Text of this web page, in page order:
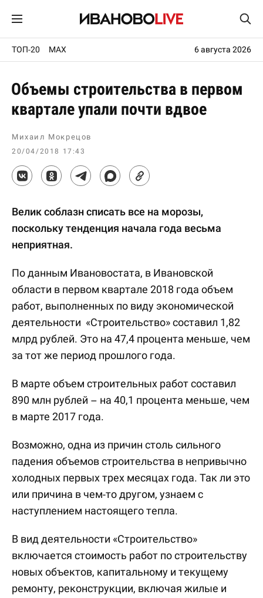
ТОП-20 MAX 6 августа 2026
Объемы строительства в первом
квартале упали почти вдвое
Михаил Мокрецов
20/04/2018 17:43
Велик соблазн списать все на морозы,
поскольку тенденция начала года весьма
неприятная.
По данным Ивановостата, в Ивановской
области в первом квартале 2018 года объем
работ, выполненных по виду экономической
деятельности «Строительство» составил 1,82
млрд рублей. Это на 47,4 процента меньше, чем
за тот же период прошлого года.
В марте объем строительных работ составил
890 млн рублей – на 40,1 процента меньше, чем
в марте 2017 года.
Возможно, одна из причин столь сильного
падения объемов строительства в непривычно
холодных первых трех месяцах года. Так ли это
или причина в чем-то другом, узнаем с
наступлением настоящего тепла.
В вид деятельности «Строительство»
включается стоимость работ по строительству
новых объектов, капитальному и текущему
ремонту, реконструкции, включая жилые и